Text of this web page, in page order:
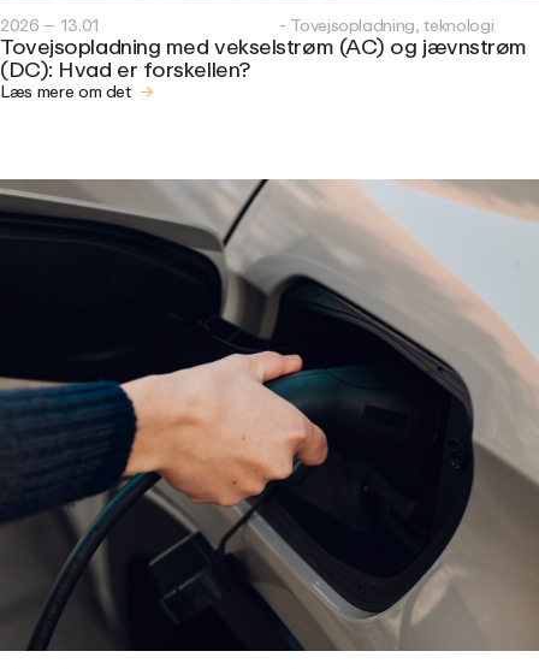
2026 – 13.01 - Tovejsopladning, teknologi
Tovejsopladning med vekselstrøm (AC) og jævnstrøm
(DC): Hvad er forskellen?
Læs mere om det